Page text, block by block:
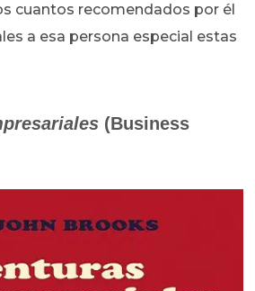
cuantos recomendados por él
a esa persona especial estas
(Business